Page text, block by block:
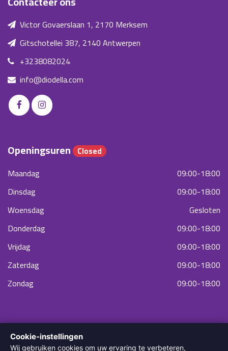
Victor Govaerslaan 1, 2170 Merksem
Gitschotellei 387, 2140 Antwerpen
+3238082024
info@diodella.com
Openingsuren Closed
Maandag
09:00-18:00
Dinsdag
09:00-18:00
Woensdag
Gesloten
Donderdag
09:00-18:00
Vrijdag
09:00-18:00
Zaterdag
09:00-18:00
Zondag
09:00-18:00
Cookie-instellingen
Wij gebruiken cookies om uw ervaring te verbeteren,